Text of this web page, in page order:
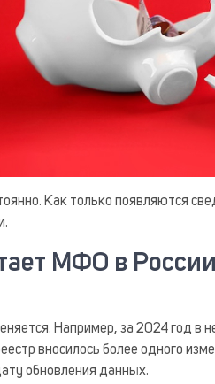
Как только появляются
МФО в
Например, за 2024 год в
вносилось более одного
обновления данных.